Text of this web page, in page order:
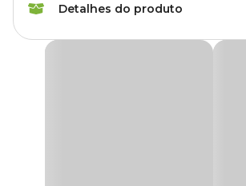
Marca
Detalhes do produto